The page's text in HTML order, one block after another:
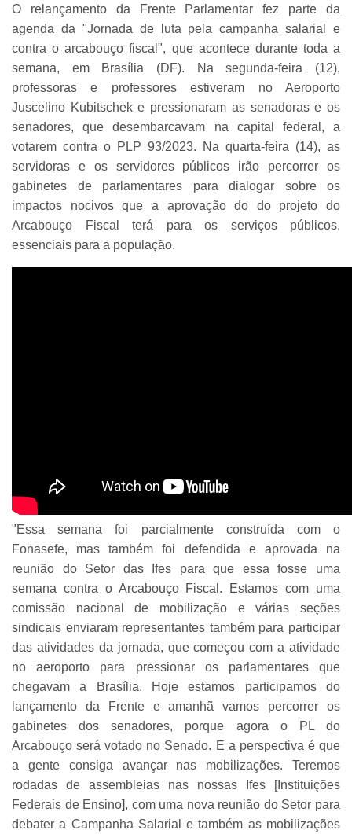
O relançamento da Frente Parlamentar fez parte da
agenda da "Jornada de luta pela campanha salarial e
contra o arcabouço fiscal", que acontece durante toda a
semana, em Brasília (DF). Na segunda-feira (12),
professoras e professores estiveram no Aeroporto
Juscelino Kubitschek e pressionaram as senadoras e os
senadores, que desembarcavam na capital federal, a
votarem contra o PLP 93/2023. Na quarta-feira (14), as
servidoras e os servidores públicos irão percorrer os
gabinetes de parlamentares para dialogar sobre os
impactos nocivos que a aprovação do do projeto do
Arcabouço Fiscal terá para os serviços públicos,
essenciais para a população.
"Essa semana foi parcialmente construída com o
Fonasefe, mas também foi defendida e aprovada na
reunião do Setor das Ifes para que essa fosse uma
semana contra o Arcabouço Fiscal. Estamos com uma
comissão nacional de mobilização e várias seções
sindicais enviaram representantes também para participar
das atividades da jornada, que começou com a atividade
no aeroporto para pressionar os parlamentares que
chegavam a Brasília. Hoje estamos participamos do
lançamento da Frente e amanhã vamos percorrer os
gabinetes dos senadores, porque agora o PL do
Arcabouço será votado no Senado. E a perspectiva é que
a gente consiga avançar nas mobilizações. Teremos
rodadas de assembleias nas nossas Ifes [Instituições
Federais de Ensino], com uma nova reunião do Setor para
debater a Campanha Salarial e também as mobilizações